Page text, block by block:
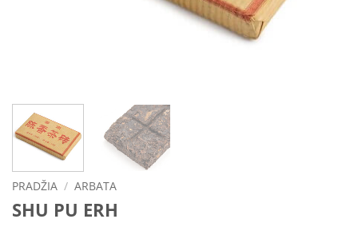
PRADŽIA / ARBATA
SHU PU ERH